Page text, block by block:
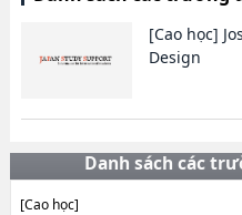
[Cao học]
Design
Danh sách các
[Cao học]